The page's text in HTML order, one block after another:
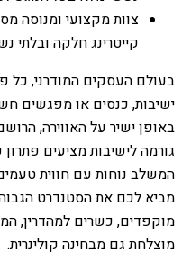
צוות מקצועי ומנוסה
קייטרינג חלקה ובלתי
בעולם העסקים המודרני, כל
ישיבות, כנסים או מפגשים
באופן ישיר על האווירה,
גורמה לישיבות מציעים פתרון
המשלב נוחות עם חווית
מביא לכם את הסטנדרט
מוקפדים, כשרים למהדרין,
מוצלחת גם מבחינה קולינרית.